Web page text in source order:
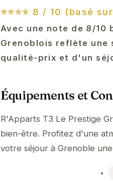
⭐⭐⭐⭐ 8 / 10 (basé
Avec une note de 8/10
Grenoblois reflète
qualité-prix et d'un
Équipements et
R'Apparts T3 Le Prestige
bien-être. Profitez d'une
votre séjour à Grenoble